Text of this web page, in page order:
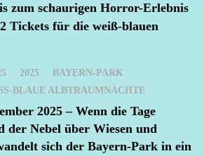
zum schaurigen Horror-Erlebnis
Tickets für die weiß-blauen
2025
BAYERN-PARK
BLAUE ALBTRAUMNÄCHTE
2025 – Wenn die Tage
der Nebel über Wiesen und
sich der Bayern-Park in ein